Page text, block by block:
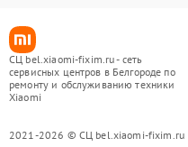
СЦ bel.xiaomi-fixim.ru - сеть
сервисных центров в Белгороде по
ремонту и обслуживанию техники
Xiaomi
2021-2026 © СЦ bel.xiaomi-fixim.ru